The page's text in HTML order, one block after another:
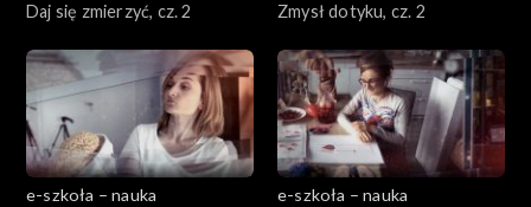
Daj się zmierzyć, cz. 2
Zmysł dotyku, cz. 2
e-szkoła – nauka
e-szkoła – nauka